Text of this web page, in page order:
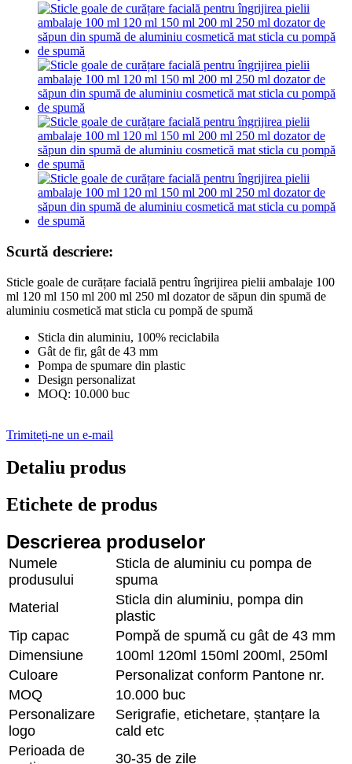
Scurtă descriere:
Sticle goale de curățare facială pentru îngrijirea pielii ambalaje 100
ml 120 ml 150 ml 200 ml 250 ml dozator de săpun din spumă de
aluminiu cosmetică mat sticla cu pompă de spumă
Sticla din aluminiu, 100% reciclabila
Gât de fir, gât de 43 mm
Pompa de spumare din plastic
Design personalizat
MOQ: 10.000 buc
Trimiteți-ne un e-mail
Detaliu produs
Etichete de produs
Descrierea produselor
Numele
produsului
Sticla de aluminiu cu pompa de
spuma
Material
Sticla din aluminiu, pompa din
plastic
Tip capac
Pompă de spumă cu gât de 43 mm
Dimensiune
100ml 120ml 150ml 200ml, 250ml
Culoare
Personalizat conform Pantone nr.
MOQ
10.000 buc
Personalizare
logo
Serigrafie, etichetare, ștanțare la
cald etc
Perioada de
30-35 de zile